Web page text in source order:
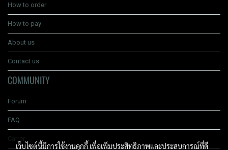
How to order
How to pay
About us
Contact us
COMMUNITY
Forum
FAQ
เว็บไซต์นี้มีการใช้งานคุกกี้ เพื่อเพิ่มประสิทธิภาพและประสบการณ์ที่ดี